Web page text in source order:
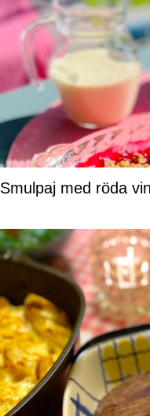
Smulpaj med röda